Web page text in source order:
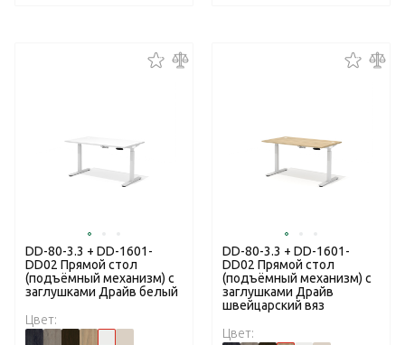
DD-80-3.3 + DD-1601-
DD02 Прямой стол
(подъёмный механизм) с
заглушками Драйв белый
Цвет:
DD-80-3.3 + DD-1601-
DD02 Прямой стол
(подъёмный механизм) с
заглушками Драйв
швейцарский вяз
Цвет: